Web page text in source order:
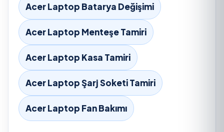
Acer Laptop Batarya Değişimi
Acer Laptop Menteşe Tamiri
Acer Laptop Kasa Tamiri
Acer Laptop Şarj Soketi Tamiri
Acer Laptop Fan Bakımı